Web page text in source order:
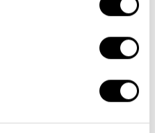
€29,95